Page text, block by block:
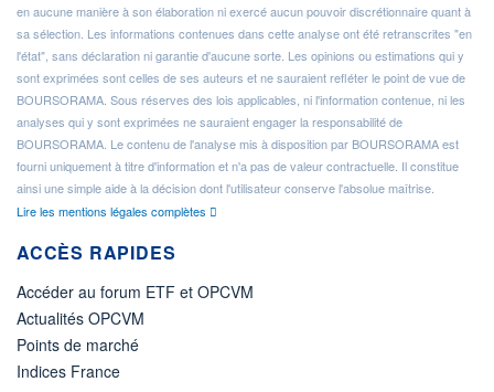
en aucune manière à son élaboration ni exercé aucun pouvoir discrétionnaire quant à
sa sélection. Les informations contenues dans cette analyse ont été retranscrites "en
l'état", sans déclaration ni garantie d'aucune sorte. Les opinions ou estimations qui y
sont exprimées sont celles de ses auteurs et ne sauraient refléter le point de vue de
BOURSORAMA. Sous réserves des lois applicables, ni l'information contenue, ni les
analyses qui y sont exprimées ne sauraient engager la responsabilité de
BOURSORAMA. Le contenu de l'analyse mis à disposition par BOURSORAMA est
fourni uniquement à titre d'information et n'a pas de valeur contractuelle. Il constitue
ainsi une simple aide à la décision dont l'utilisateur conserve l'absolue maîtrise.
Lire les mentions légales complètes
ACCÈS RAPIDES
Accéder au forum ETF et OPCVM
Actualités OPCVM
Points de marché
Indices France